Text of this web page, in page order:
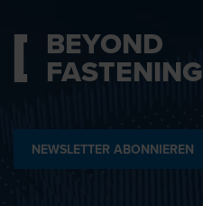
BEYOND
FASTENING
NEWSLETTER ABONNIEREN